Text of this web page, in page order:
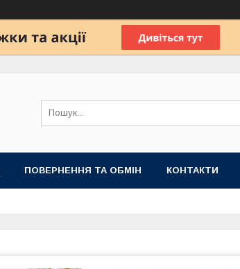
ПОВЕРНЕННЯ ТА ОБМІН КОНТАКТИ